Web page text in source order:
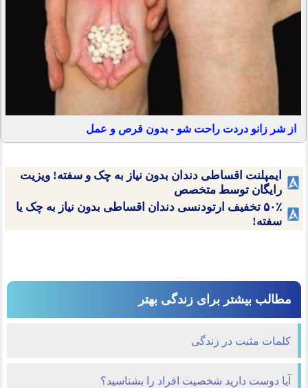
از شر زانو دردت راحت شو - بدون قرص و عمل
ایمپلنت اقساطی دندان بدون نیاز به چک و سفته! ویزیت
رایگان توسط متخصص
۵۰٪ تخفیف ارتودنسی دندان اقساطی بدون نیاز به چک یا
سفته!
مطالب بیشتر برای زندگی بهتر
کلمات مثبت در زندگی
آیا دوست دارید شخصیت افراد را بشناسید؟